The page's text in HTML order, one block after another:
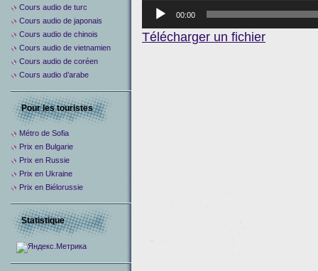
Аудиоплеер
00:00
Télécharger un fichier
Cours audio de turc
Cours audio de japonais
Cours audio de chinois
Cours audio de vietnamien
Cours audio de coréen
Cours audio d’arabe
Pour les touristes
Métro de Sofia
Prix en Bulgarie
Prix ​​en Russie
Prix en Ukraine
Prix en Biélorussie
Statistique